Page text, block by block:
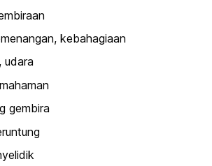
kebahagiaan
udara
gembira